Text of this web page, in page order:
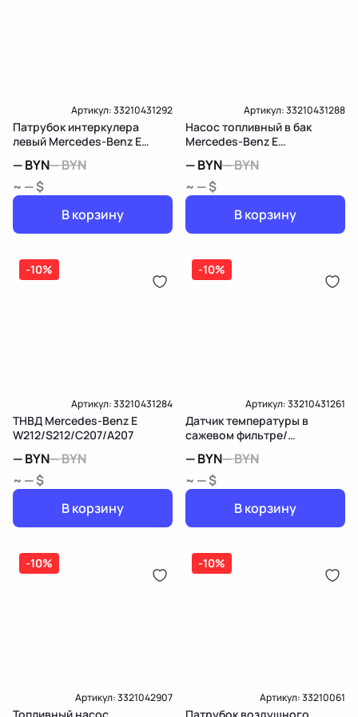
Артикул:33210431292
Патрубок интеркулера
левый Mercedes-Benz E
—BYN—BYN
~ — $
В корзину
Артикул:33210431288
Насос топливный в бак
Mercedes-Benz E
—BYN—BYN
~ — $
В корзину
-10%
Артикул:33210431284
ТНВД Mercedes-Benz E
W212/S212/C207/A207
—BYN—BYN
~ — $
В корзину
-10%
Артикул:33210431261
Датчик температуры в
сажевом фильтре/
Benz E W212/S212/C207/A207
—BYN—BYN
~ — $
В корзину
-10%
Артикул:3321042907
-10%
Артикул:33210061